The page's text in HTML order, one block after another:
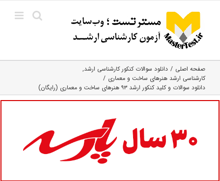
content
صفحه اصلی
دانلود سوالات کنکور کارشناسی ارشد
کارشناسی ارشد هنرهای ساخت و معماری
دانلود سوالات و کلید کنکور ارشد ۹۳ هنرهای ساخت و معماری (رایگان)